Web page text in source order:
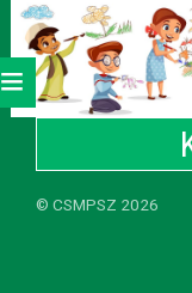
©CSMPSZ 2026